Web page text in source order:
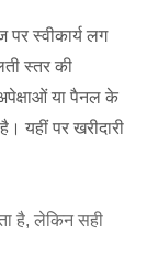
स्वीकार्य लग
स्तर की
या पैनल के
यहीं पर खरीदारी
है, लेकिन सही